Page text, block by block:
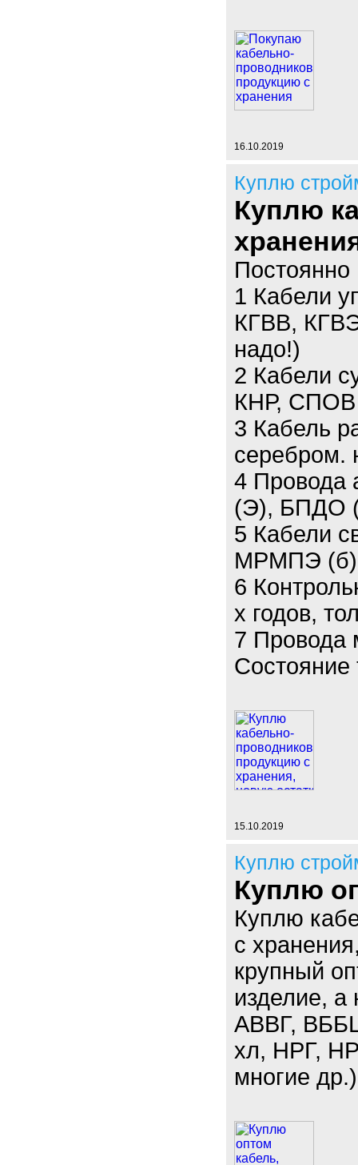
16.10.2019
Куплю
Куплю
1 Кабели
КГВВ,
надо!)
2 Кабели
КНР, СПОВ
3 Кабель
серебром.
4
(Э), БПДО
5 Кабели
МРМПЭ (б)
6
х годов,
7
Состояние
15.10.2019
Куплю
Куплю
Куплю
с
крупный
изделие,
АВВГ,
хл, НРГ,
многие